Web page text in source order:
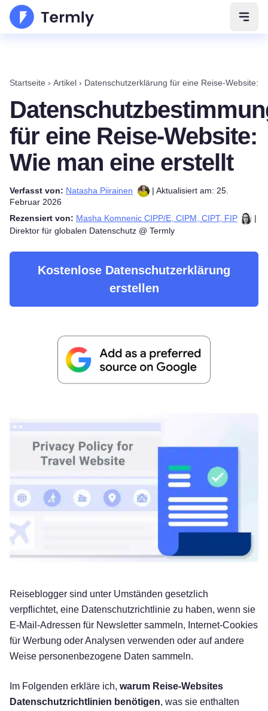
Startseite › Artikel › Datenschutzerklärung für eine Reise-Website:
für eine Reise-Website:
Wie man eine erstellt
Verfasst von: Natasha Piirainen
| Aktualisiert am: 25.
Februar 2026
Rezensiert von: Masha Komnenic CIPP/E, CIPM, CIPT, FIP
|
Direktor für globalen Datenschutz @ Termly
Kostenlose Datenschutzerklärung
erstellen
Reiseblogger sind unter Umständen gesetzlich
verpflichtet, eine Datenschutzrichtlinie zu haben, wenn sie
E-Mail-Adressen für Newsletter sammeln, Internet-Cookies
für Werbung oder Analysen verwenden oder auf andere
Weise personenbezogene Daten sammeln.
Im Folgenden erkläre ich, warum Reise-Websites
Datenschutzrichtlinien benötigen, was sie enthalten